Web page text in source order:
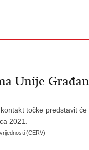
Unije
točke predstavit
2021.
(CERV)